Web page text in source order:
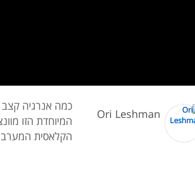
Ori Leshman
כמה אנרגיה
המיוחדת הזו
הקלאסית